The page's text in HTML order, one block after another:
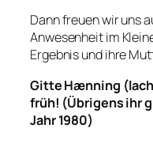
Dann freuen wir uns
Anwesenheit im
Ergebnis und ihre
Gitte Hænning
früh! (Übrigens ihr
Jahr 1980)